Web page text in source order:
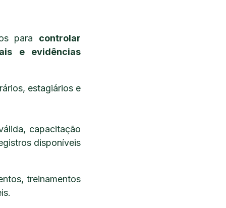
para controlar
e evidências
estagiários e
capacitação
disponíveis
treinamentos